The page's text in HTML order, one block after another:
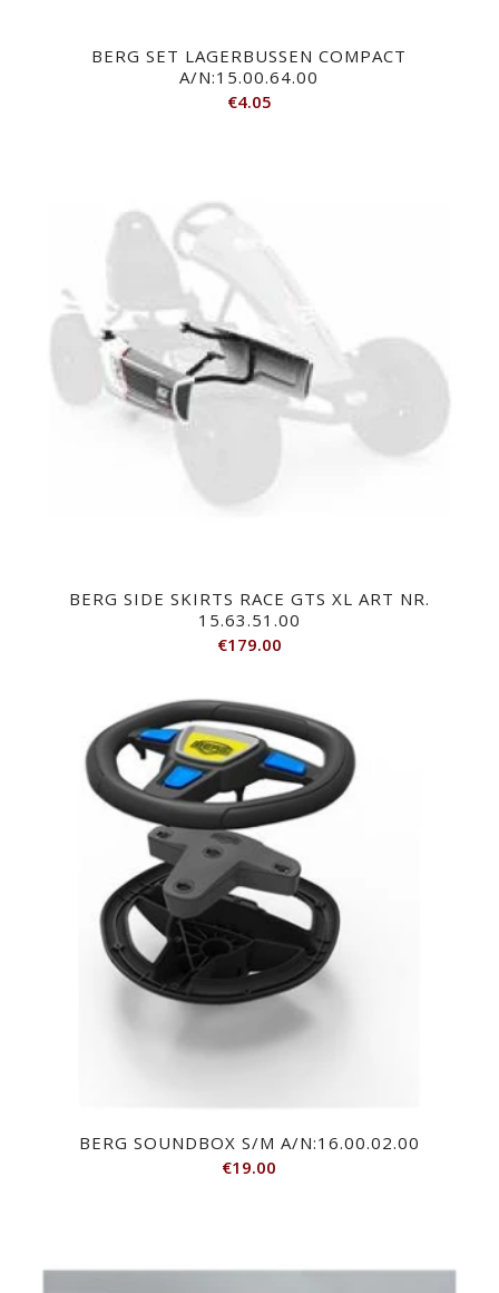
BERG SET LAGERBUSSEN COMPACT
A/N:15.00.64.00
€4.05
BERG SIDE SKIRTS RACE GTS XL ART NR.
15.63.51.00
€179.00
BERG SOUNDBOX S/M A/N:16.00.02.00
€19.00